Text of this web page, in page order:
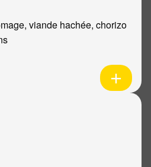
viande hachée, chorizo